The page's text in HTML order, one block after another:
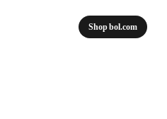
Shop bol.com